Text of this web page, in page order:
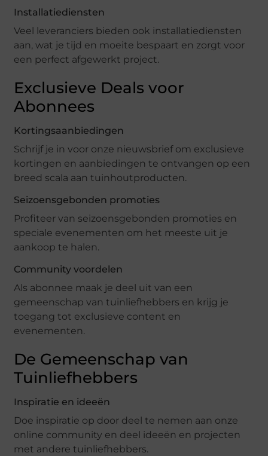
Installatiediensten
Veel leveranciers bieden ook installatiediensten
aan, wat je tijd en moeite bespaart en zorgt voor
een perfect afgewerkt project.
Exclusieve Deals voor
Abonnees
Kortingsaanbiedingen
Schrijf je in voor onze nieuwsbrief om exclusieve
kortingen en aanbiedingen te ontvangen op een
breed scala aan tuinhoutproducten.
Seizoensgebonden promoties
Profiteer van seizoensgebonden promoties en
speciale evenementen om het meeste uit je
aankoop te halen.
Community voordelen
Als abonnee maak je deel uit van een
gemeenschap van tuinliefhebbers en krijg je
toegang tot exclusieve content en
evenementen.
De Gemeenschap van
Tuinliefhebbers
Inspiratie en ideeën
Doe inspiratie op door deel te nemen aan onze
online community en deel ideeën en projecten
met andere tuinliefhebbers.